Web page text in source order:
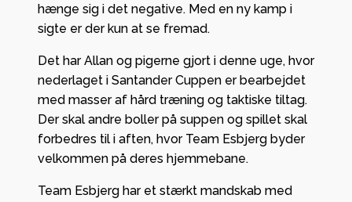
hænge sig i det negative. Med en ny kamp i
sigte er der kun at se fremad.
Det har Allan og pigerne gjort i denne uge, hvor
nederlaget i Santander Cuppen er bearbejdet
med masser af hård træning og taktiske tiltag.
Der skal andre boller på suppen og spillet skal
forbedres til i aften, hvor Team Esbjerg byder
velkommen på deres hjemmebane.
Team Esbjerg har et stærkt mandskab med